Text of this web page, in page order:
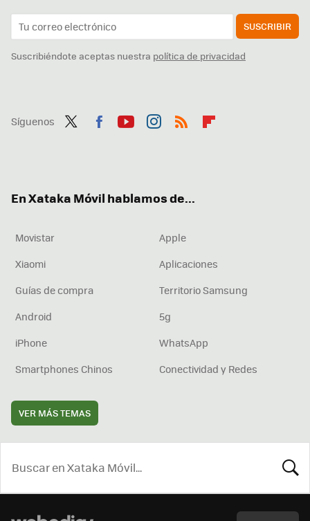
SUSCRIBIR
Suscribiéndote aceptas nuestra política de privacidad
Síguenos
En Xataka Móvil hablamos de...
Movistar
Apple
Xiaomi
Aplicaciones
Guías de compra
Territorio Samsung
Android
5g
iPhone
WhatsApp
Smartphones Chinos
Conectividad y Redes
VER MÁS TEMAS